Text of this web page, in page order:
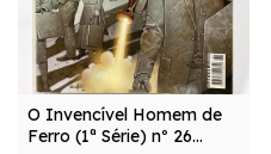
O Invencível Homem de
Ferro (1ª Série) nº 26